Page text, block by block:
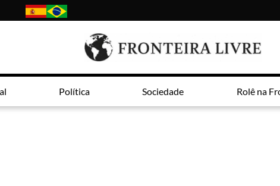
Política Sociedade Rolê na